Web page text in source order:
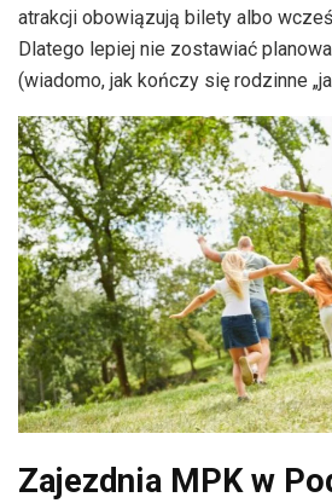
atrakcji obowiązują bilety albo
Dlatego lepiej nie zostawiać
(wiadomo, jak kończy się rodzinne
Zajezdnia MPK w